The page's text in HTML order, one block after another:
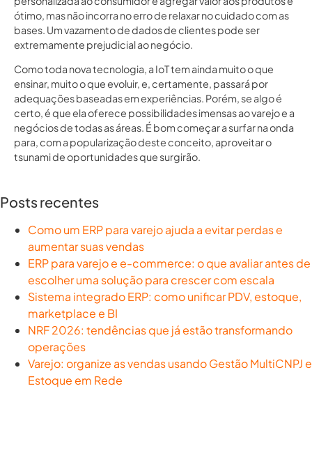
ótimo, mas não incorra no erro de relaxar no cuidado com as
bases. Um vazamento de dados de clientes pode ser
extremamente prejudicial ao negócio.
Como toda nova tecnologia, a IoT tem ainda muito o que
ensinar, muito o que evoluir, e, certamente, passará por
adequações baseadas em experiências. Porém, se algo é
certo, é que ela oferece possibilidades imensas ao varejo e a
negócios de todas as áreas. É bom começar a surfar na onda
para, com a popularização deste conceito, aproveitar o
tsunami de oportunidades que surgirão.
Posts recentes
Como um ERP para varejo ajuda a evitar perdas e
aumentar suas vendas
ERP para varejo e e-commerce: o que avaliar antes de
escolher uma solução para crescer com escala
Sistema integrado ERP: como unificar PDV, estoque,
marketplace e BI
NRF 2026: tendências que já estão transformando
operações
Varejo: organize as vendas usando Gestão MultiCNPJ e
Estoque em Rede